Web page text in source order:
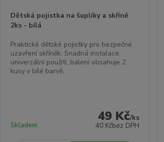
Dětská pojistka na šuplíky a skříně
2ks - bílá
Praktické dětské pojistky pro bezpečné
uzavření skříněk. Snadná instalace,
univerzální použití, balení obsahuje 2
kusy v bílé barvě.
49 Kč/ks
40 Kčbez DPH
Skladem